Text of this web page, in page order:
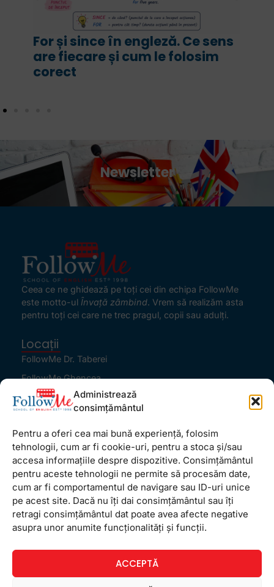
Administrează
consimțământul
Pentru a oferi cea mai bună experiență, folosim
tehnologii, cum ar fi cookie-uri, pentru a stoca și/sau
accesa informațiile despre dispozitive. Consimțământul
pentru aceste tehnologii ne permite să procesăm date,
cum ar fi comportamentul de navigare sau ID-uri unice
pe acest site. Dacă nu îți dai consimțământul sau îți
retragi consimțământul dat poate avea afecte negative
asupra unor anumite funcționalități și funcții.
ACCEPTĂ
For și since în engleză. Ce sens
are fiecare și cum le folosim
corect
Newsletter
Ceea ce ne ghidează pe toţi cei din echipa FollowMe
este motto-ul Învaţă zâmbind. Vrem să realizăm asta
pentru toţi cei care ne trec pragul, copii sau adulţi.
Locații
FollowMe Dr. Taberei
FollowMe Ghencea
FollowMe Titan
Informații Utile
Regulament FollowMe
Structură an școlar
Contact
Testimoniale
GDPR